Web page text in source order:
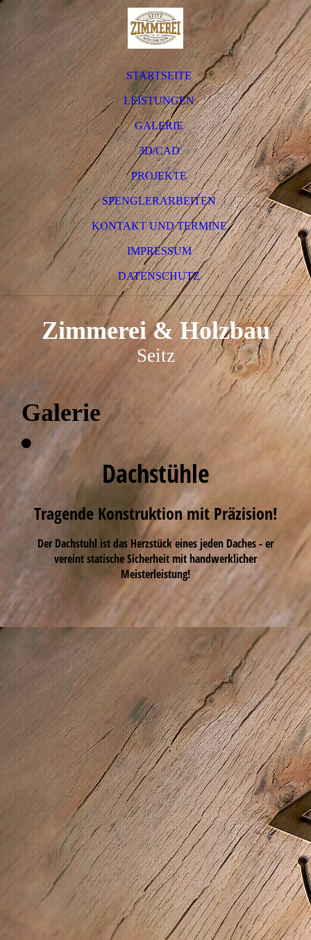
STARTSEITE
LEISTUNGEN
GALERIE
3D/CAD
PROJEKTE
SPENGLERARBEITEN
KONTAKT UND TERMINE
IMPRESSUM
DATENSCHUTZ
Zimmerei & Holzbau
Seitz
Galerie
Dachstühle
Tragende Konstruktion mit Präzision!
Der Dachstuhl ist das Herzstück eines jeden Daches - er
vereint statische Sicherheit mit handwerklicher
Meisterleistung!